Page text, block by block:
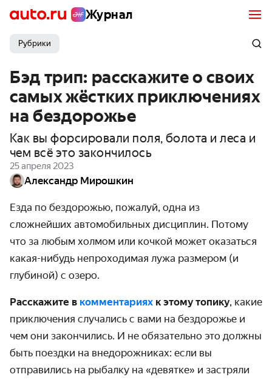
Журнал
Рубрики
Бэд трип: расскажите о своих
самых жёстких приключениях
на бездорожье
Как вы форсировали поля, болота и леса и
чем всё это закончилось
25 апреля 2023
Александр Мирошкин
Езда по бездорожью, пожалуй, одна из
сложнейших автомобильных дисциплин. Потому
что за любым холмом или кочкой может оказаться
какая-нибудь непроходимая лужа размером (и
глубиной) с озеро.
Расскажите в комментариях к этому топику, какие
приключения случались с вами на бездорожье и
чем они закончились. И не обязательно это должны
быть поездки на внедорожниках: если вы
отправились на рыбалку на «девятке» и застряли